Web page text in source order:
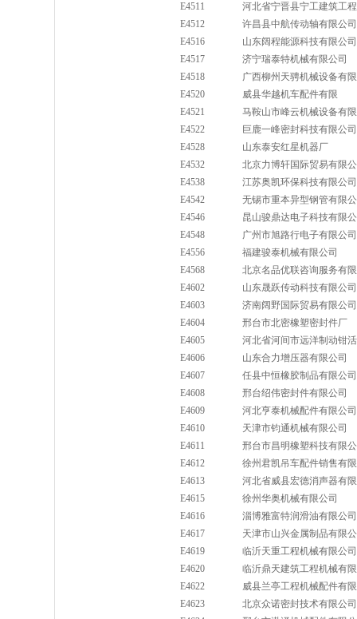
E4511
河北省宁晋县宁工建筑工
E4512
许昌县中航传动轴有限公司
E4516
山东阔程能源科技有限公司
E4517
济宁瑞泰特机械有限公司
E4518
广西柳州天骋机械设备有
E4520
威县华越机车配件有限
E4521
马鞍山市峰云机械设备有
E4522
巨鹿一峰密封科技有限公司
E4528
山东泰安红星机器厂
E4532
北京力博轩国际贸易有限
E4538
江苏奥凯环保科技有限公司
E4542
无锡市重本异型钢管有限
E4546
昆山骏鼎达电子科技有限
E4548
广州市旭路行电子有限公司
E4556
福建骏泰机械有限公司
E4568
北京名品优联咨询服务有
E4602
山东晟跃传动科技有限公司
E4603
济南阔野国际贸易有限公司
E4604
邢台市北密橡塑密封件厂
E4605
河北省河间市远洋制动钳
E4606
山东合力增压器有限公司
E4607
任县中恒橡胶制品有限公司
E4608
邢台绍伟密封件有限公司
E4609
河北亨泰机械配件有限公司
E4610
天津市钧通机械有限公司
E4611
邢台市昌明橡塑科技有限
E4612
徐州君凯吊车配件销售有
E4613
河北省威县宏德消声器有
E4615
徐州华奥机械有限公司
E4616
淄博雅富特润滑油有限公司
E4617
天津市山兴金属制品有限
E4619
临沂天重工程机械有限公司
E4620
临沂鼎天建筑工程机械有
E4622
威县兰亭工程机械配件有
E4623
北京众诺密封技术有限公司